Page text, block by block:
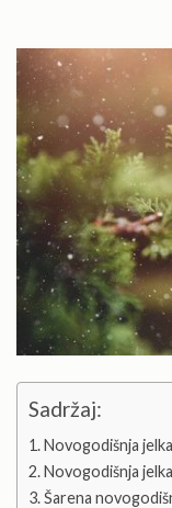
Sadržaj:
Novogodišnja
Novogodišnja
Šarena